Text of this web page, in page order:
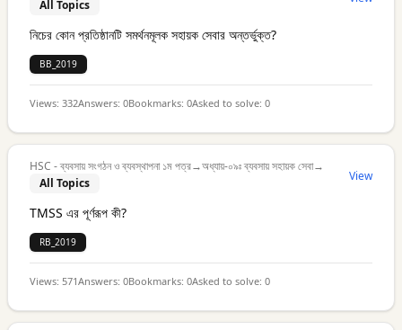
All Topics
নিচের কোন প্রতিষ্ঠানটি সমর্থনমূলক সহায়ক সেবার অন্তর্ভুক্ত?
BB_2019
Views: 332Answers: 0Bookmarks: 0Asked to solve: 0
HSC - ব্যবসায় সংগঠন ও ব্যবস্থাপনা ১ম পত্র→অধ্যায়-০৯ঃ ব্যবসায় সহায়ক সেবা→
All Topics
View
TMSS এর পূর্ণরূপ কী?
RB_2019
Views: 571Answers: 0Bookmarks: 0Asked to solve: 0